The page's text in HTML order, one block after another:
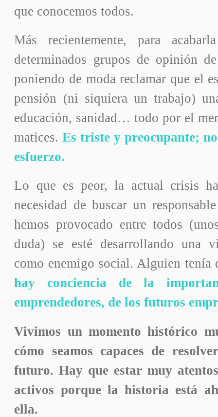
que conocemos todos.
Más recientemente, para
determinados grupos de opinión
poniendo de moda reclamar que el
pensión (ni siquiera un trabajo)
educación, sanidad… todo por el
matices.Es triste y preocupante;
esfuerzo.
Lo que es peor, la actual crisis
necesidad de buscar un
hemos provocado entre todos
duda) se esté desarrollando una
como enemigo social. Alguien tenía
hay conciencia de la
emprendedores, de los futuros
Vivimos un momento histórico
cómo seamos capaces de
futuro. Hay que estar muy
activos porque la historia está
ella.